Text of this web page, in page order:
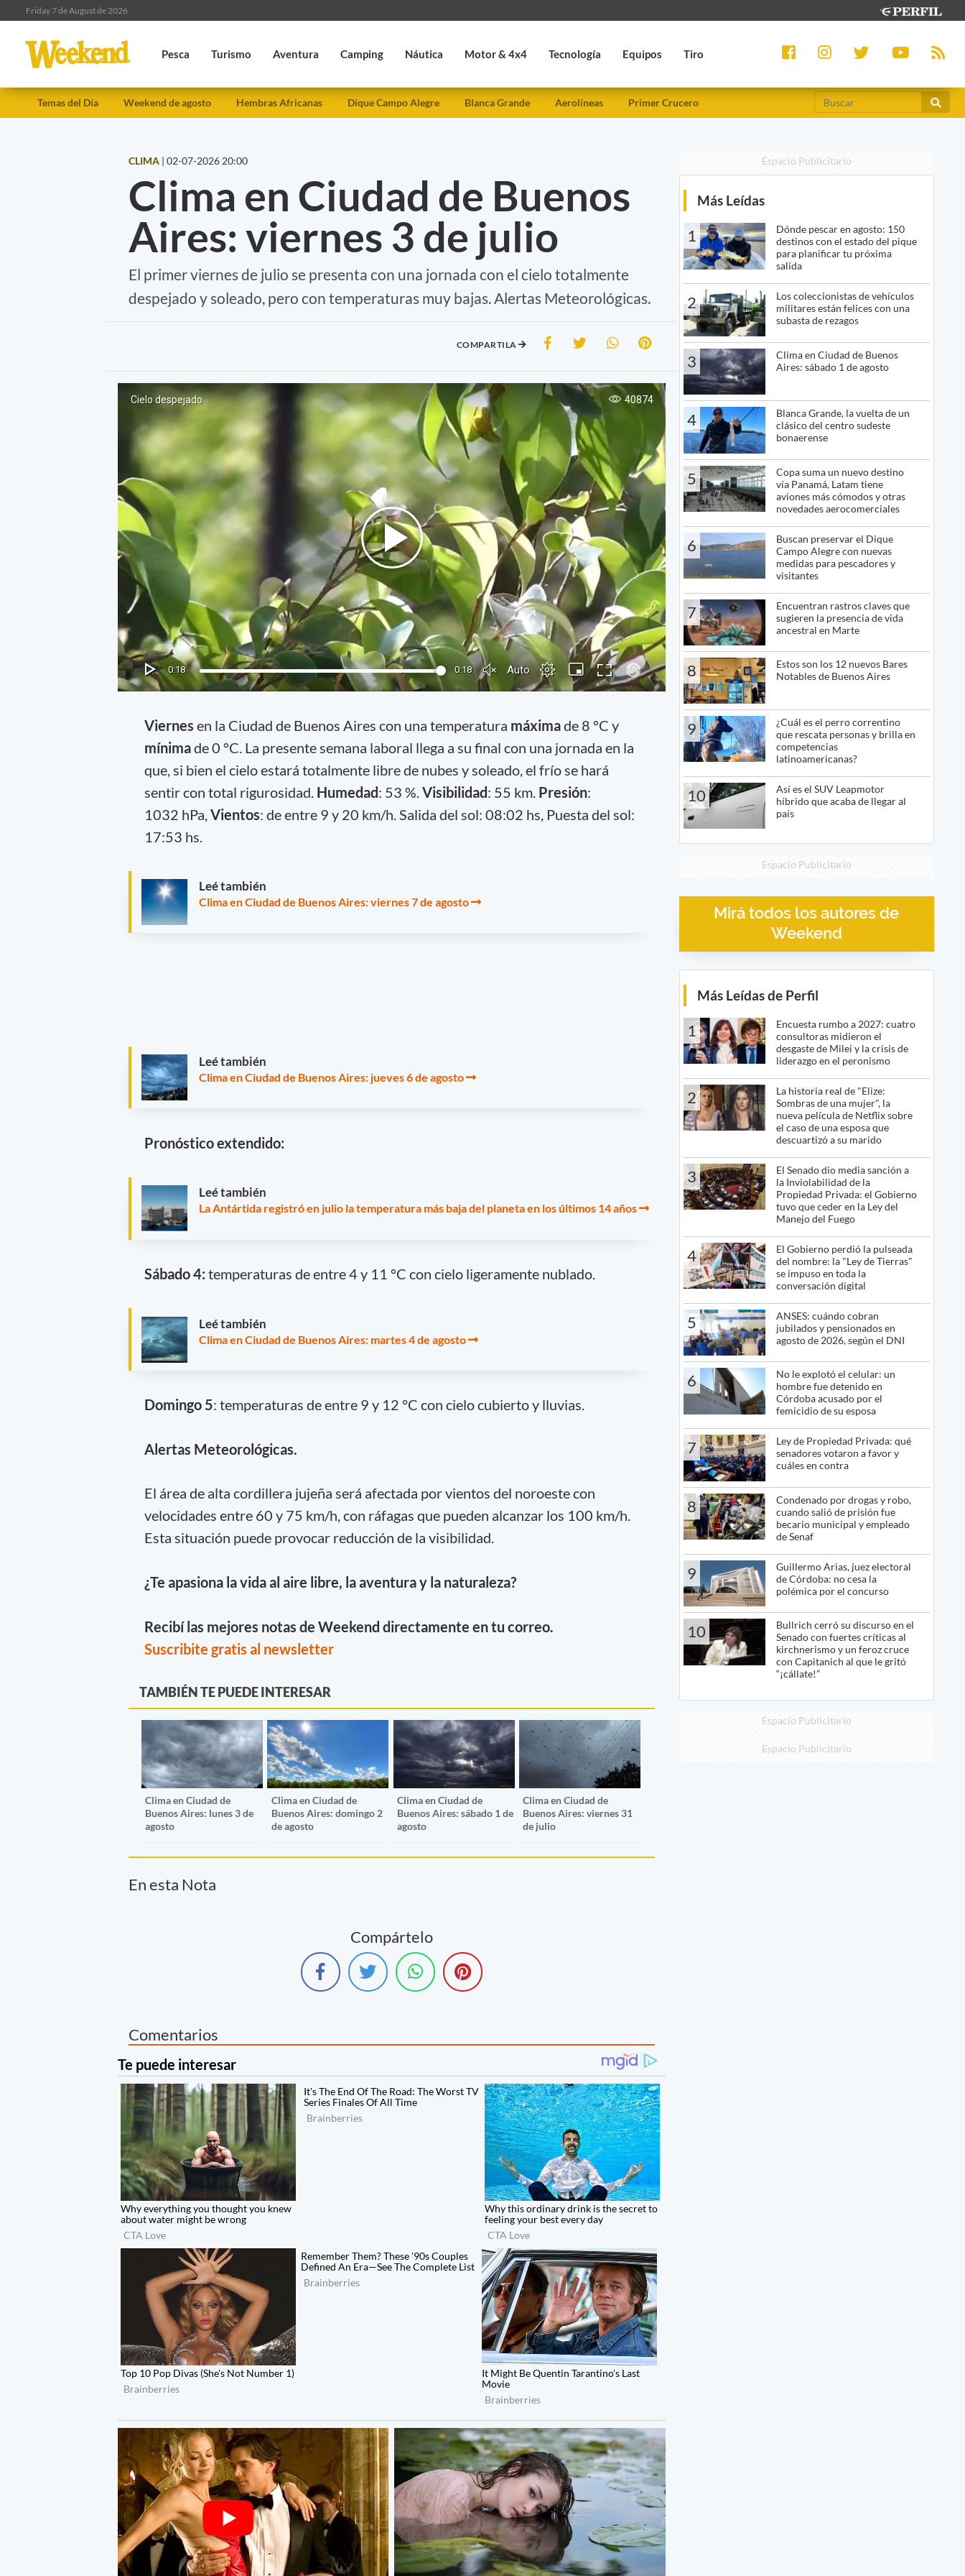
Friday 7 de August de 2026
Pesca Turismo Aventura Camping Náutica Motor & 4x4 Tecnología Equipos Tiro
Temas del Día Weekend de agosto Hembras Africanas Dique Campo Alegre Blanca Grande Aerolíneas Primer Crucero
CLIMA | 02-07-2026 20:00
Clima en Ciudad de Buenos
Aires: viernes 3 de julio
El primer viernes de julio se presenta con una jornada con el cielo totalmente
despejado y soleado, pero con temperaturas muy bajas. Alertas Meteorológicas.
COMPARTILA
Viernes en la Ciudad de Buenos Aires con una temperatura máximade 8 °C y
mínimade 0 °C. La presente semana laboral llega a su final con una jornada en la
que, si bien el cielo estará totalmente libre de nubes y soleado, el frío se hará
sentir con total rigurosidad. Humedad: 53 %. Visibilidad: 55 km. Presión:
1032 hPa, Vientos: de entre 9 y 20 km/h. Salida del sol: 08:02 hs, Puesta del sol:
17:53 hs.
Leé también
Clima en Ciudad de Buenos Aires: viernes 7 de agosto
Leé también
Clima en Ciudad de Buenos Aires: jueves 6 de agosto
Pronóstico extendido:
Leé también
La Antártida registró en julio la temperatura más baja del planeta en los últimos 14 años
Sábado 4: temperaturas de entre 4 y 11 °C con cielo ligeramente nublado.
Leé también
Clima en Ciudad de Buenos Aires: martes 4 de agosto
Domingo 5: temperaturas de entre 9 y 12 °C con cielo cubierto y lluvias.
Alertas Meteorológicas.
El área de alta cordillera jujeña será afectada por vientos del noroeste con
velocidades entre 60 y 75 km/h, con ráfagas que pueden alcanzar los 100 km/h.
Esta situación puede provocar reducción de la visibilidad.
¿Te apasiona la vida al aire libre, la aventura y la naturaleza?
Recibí las mejores notas de Weekend directamente en tu correo.
Suscribite gratis al newsletter
TAMBIÉN TE PUEDE INTERESAR
Clima en Ciudad de
Buenos Aires: lunes 3 de
agosto
Clima en Ciudad de
Buenos Aires: domingo 2
de agosto
Clima en Ciudad de
Buenos Aires: sábado 1 de
agosto
Clima en Ciudad de
Buenos Aires: viernes 31
de julio
En esta Nota
Compártelo
Comentarios
Espacio Publicitario
Más Leídas
1
Dónde pescar en agosto: 150
destinos con el estado del pique
para planificar tu próxima
salida
2
Los coleccionistas de vehículos
militares están felices con una
subasta de rezagos
3
Clima en Ciudad de Buenos
Aires: sábado 1 de agosto
4
Blanca Grande, la vuelta de un
clásico del centro sudeste
bonaerense
5
Copa suma un nuevo destino
vía Panamá, Latam tiene
aviones más cómodos y otras
novedades aerocomerciales
6
Buscan preservar el Dique
Campo Alegre con nuevas
medidas para pescadores y
visitantes
7
Encuentran rastros claves que
sugieren la presencia de vida
ancestral en Marte
8
Estos son los 12 nuevos Bares
Notables de Buenos Aires
9
¿Cuál es el perro correntino
que rescata personas y brilla en
competencias
latinoamericanas?
10
Así es el SUV Leapmotor
híbrido que acaba de llegar al
país
Espacio Publicitario
Mirá todos los autores de
Weekend
Más Leídas de Perfil
1
Encuesta rumbo a 2027: cuatro
consultoras midieron el
desgaste de Milei y la crisis de
liderazgo en el peronismo
2
La historia real de "Elize:
Sombras de una mujer", la
nueva película de Netflix sobre
el caso de una esposa que
descuartizó a su marido
3
El Senado dio media sanción a
la Inviolabilidad de la
Propiedad Privada: el Gobierno
tuvo que ceder en la Ley del
Manejo del Fuego
4
El Gobierno perdió la pulseada
del nombre: la "Ley de Tierras"
se impuso en toda la
conversación digital
5
ANSES: cuándo cobran
jubilados y pensionados en
agosto de 2026, según el DNI
6
No le explotó el celular: un
hombre fue detenido en
Córdoba acusado por el
femicidio de su esposa
7
Ley de Propiedad Privada: qué
senadores votaron a favor y
cuáles en contra
8
Condenado por drogas y robo,
cuando salió de prisión fue
becario municipal y empleado
de Senaf
9
Guillermo Arias, juez electoral
de Córdoba: no cesa la
polémica por el concurso
10
Bullrich cerró su discurso en el
Senado con fuertes críticas al
kirchnerismo y un feroz cruce
con Capitanich al que le gritó
“¡cállate!”
Espacio Publicitario
Espacio Publicitario